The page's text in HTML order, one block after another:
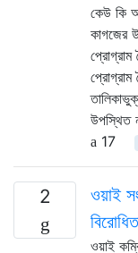
কেউ কি
কাগজের
প্রোগ্রাম
17
2
ওয়াই
ওয়াই